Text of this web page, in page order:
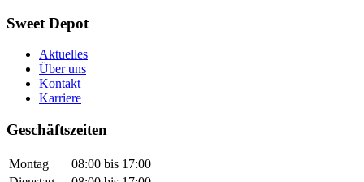
Sweet Depot
Aktuelles
Über uns
Kontakt
Karriere
Geschäftszeiten
Montag
08:00 bis 17:00